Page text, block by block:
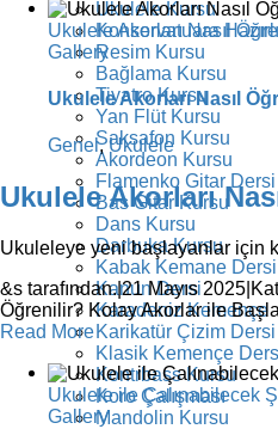
Ukulele Kursu
Konservatuara
Resim Kursu
Bağlama Kursu
Tiyatro Kursu
Yan Flüt Kursu
Saksafon Kursu
Akordeon Kursu
Flamenko Gitar Dersi
Bas Gitar Kursu
Dans Kursu
Darbuka Kursu
Kabak Kemane Dersi
Kanun Dersi
Karadeniz Kemençe
Karikatür Çizim Dersi
Klasik Kemençe
Kontrbass Kursu
Koro Çalışması
Mandolin Kursu
Ukulele Akorları Nasıl
Gallery
Ukulele Akorları Nasıl
Genel,Ukulele
Ukulele Akorları
Ukuleleye yeni başlayanlar için
&s tarafından.|21 Mayıs 2025
Öğrenilir? Kolay Akorlar ile
Read More
Ukulele ile Çalınabilecek
Gallery